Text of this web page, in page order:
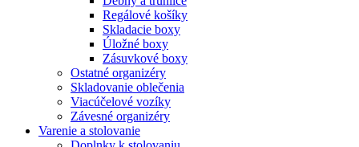
Regálové košíky
Skladacie boxy
Úložné boxy
Zásuvkové boxy
Ostatné organizéry
Skladovanie oblečenia
Viacúčelové vozíky
Závesné organizéry
Varenie a stolovanie